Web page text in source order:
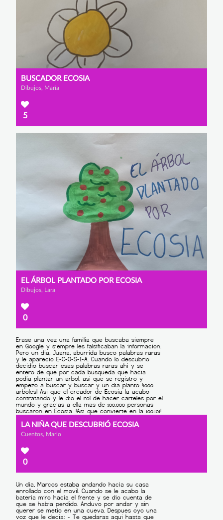
BUSCADOR ECOSIA
Dibujos, María
5
EL ÁRBOL PLANTADO POR ECOSIA
Dibujos, Lara
0
LA NIÑA QUE DESCUBRIÓ ECOSIA
Cuentos, Mario
0